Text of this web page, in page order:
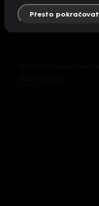
Přesto pokračovat